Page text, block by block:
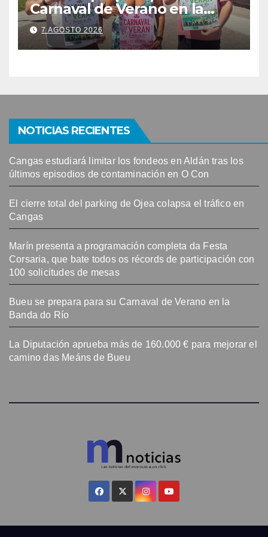
Carnaval de Verano en la
Banda do Río
7 AGOSTO 2026
NOTICIAS RECIENTES
Cangas estudiará limitar los fondeos en Aldán tras los
últimos episodios de contaminación en O Con
El cierre total del parking de Ojea colapsa el tráfico en
Cangas
Marín presenta a programación completa da Festa
Corsaria, que bate todos os récords de participación con
100 solicitudes de mesas
Bueu se prepara para su Carnaval de Verano en la
Banda do Río
La Diputación aprueba más de 160.000 € para mejorar el
camino das Meáns de Bueu